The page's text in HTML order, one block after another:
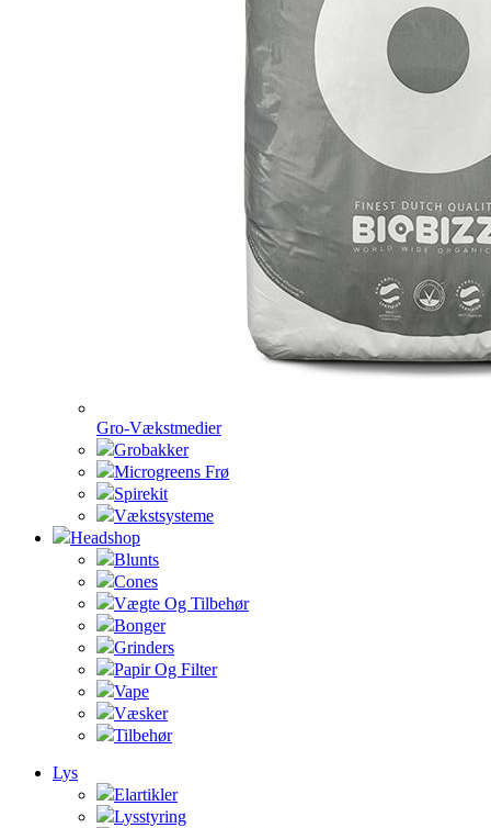
Gro-Vækstmedier
Grobakker
Microgreens Frø
Spirekit
Vækstsysteme
Headshop
Blunts
Cones
Vægte Og Tilbehør
Bonger
Grinders
Papir Og Filter
Vape
Væsker
Tilbehør
Lys
Elartikler
Lysstyring